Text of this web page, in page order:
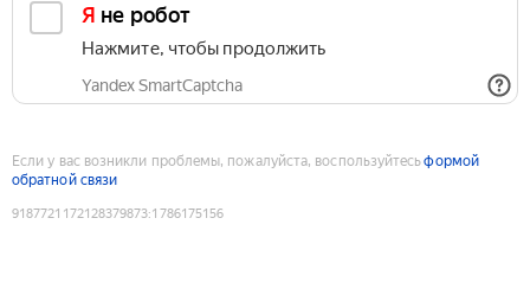
Я не робот
Нажмите, чтобы продолжить
Yandex SmartCaptcha
Если у вас возникли проблемы, пожалуйста, воспользуйтесьформой
обратной связи
9187721172128379873:1786175156